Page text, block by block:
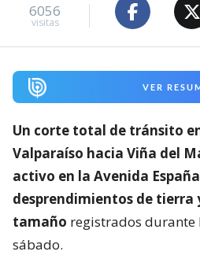
6056
visitas
VER
Un corte total de tránsito
Valparaíso hacia Viña del
activo en la Avenida España
desprendimientos de tierra
tamaño registrados durante
sábado.